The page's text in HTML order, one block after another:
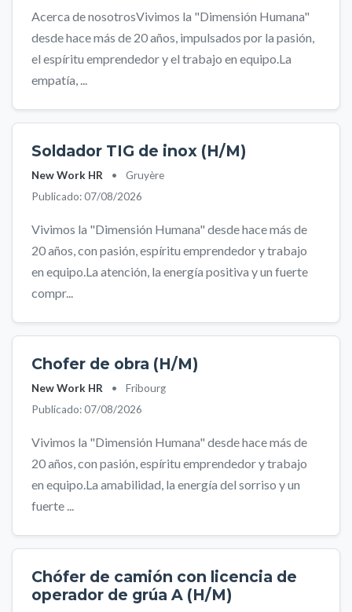
Acerca de nosotrosVivimos la "Dimensión Humana"
desde hace más de 20 años, impulsados por la pasión,
el espíritu emprendedor y el trabajo en equipo.La
empatía, ...
Soldador TIG de inox (H/M)
New Work HR •
Gruyère
Publicado: 07/08/2026
Vivimos la "Dimensión Humana" desde hace más de
20 años, con pasión, espíritu emprendedor y trabajo
en equipo.La atención, la energía positiva y un fuerte
compr...
Chofer de obra (H/M)
New Work HR •
Fribourg
Publicado: 07/08/2026
Vivimos la "Dimensión Humana" desde hace más de
20 años, con pasión, espíritu emprendedor y trabajo
en equipo.La amabilidad, la energía del sorriso y un
fuerte ...
Chófer de camión con licencia de
operador de grúa A (H/M)